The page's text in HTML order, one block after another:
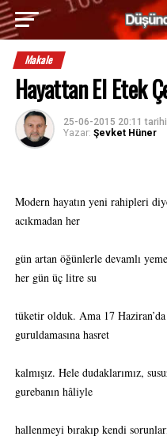
Makale
Hayattan El Etek
25-06-2015 20:11
Yazar: Şevket Hüner
Modern hayatın yeni rahipleri
acıkmadan her
gün artan öğünlerle devamlı
her gün üç litre su
tüketir olduk. Ama 17
guruldamasına hasret
kalmışız. Hele dudaklarımız,
gurebanın hâliyle
hallenmeyi bırakıp kendi